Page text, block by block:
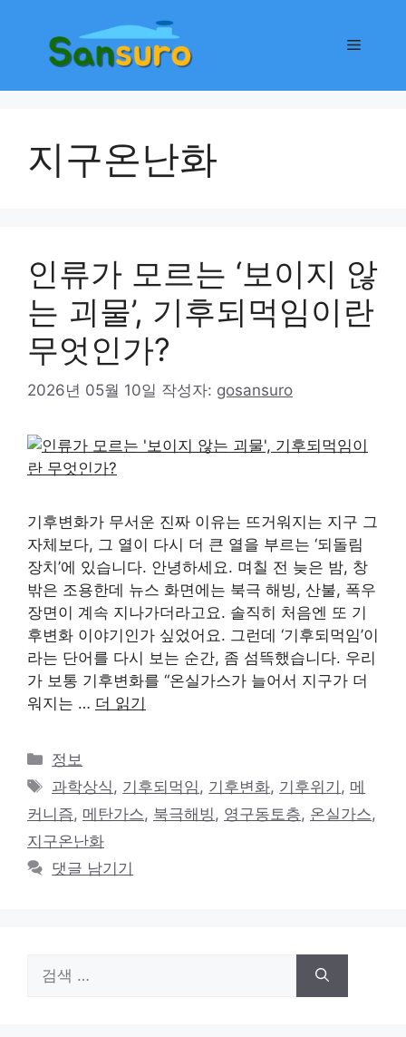
메
지구온난화
인류가 모르는 ‘보이지 않
는 괴물’, 기후되먹임이란
무엇인가?
2026년 05월 10일 작성자: gosansuro
기후변화가 무서운 진짜 이유는 뜨거워지는 지구 그
자체보다, 그 열이 다시 더 큰 열을 부르는 ‘되돌림
장치’에 있습니다. 안녕하세요. 며칠 전 늦은 밤, 창
밖은 조용한데 뉴스 화면에는 북극 해빙, 산불, 폭우
장면이 계속 지나가더라고요. 솔직히 처음엔 또 기
후변화 이야기인가 싶었어요. 그런데 ‘기후되먹임’이
라는 단어를 다시 보는 순간, 좀 섬뜩했습니다. 우리
가 보통 기후변화를 “온실가스가 늘어서 지구가 더
워지는 … 더 읽기
카
테
고
리
정보
태
그
과학상식 , 기후되먹임 , 기후변화, 기후위기 , 메
커니즘, 메탄가스, 북극해빙 , 영구동토층, 온실가스,
지구온난화
댓글 남기기
색: